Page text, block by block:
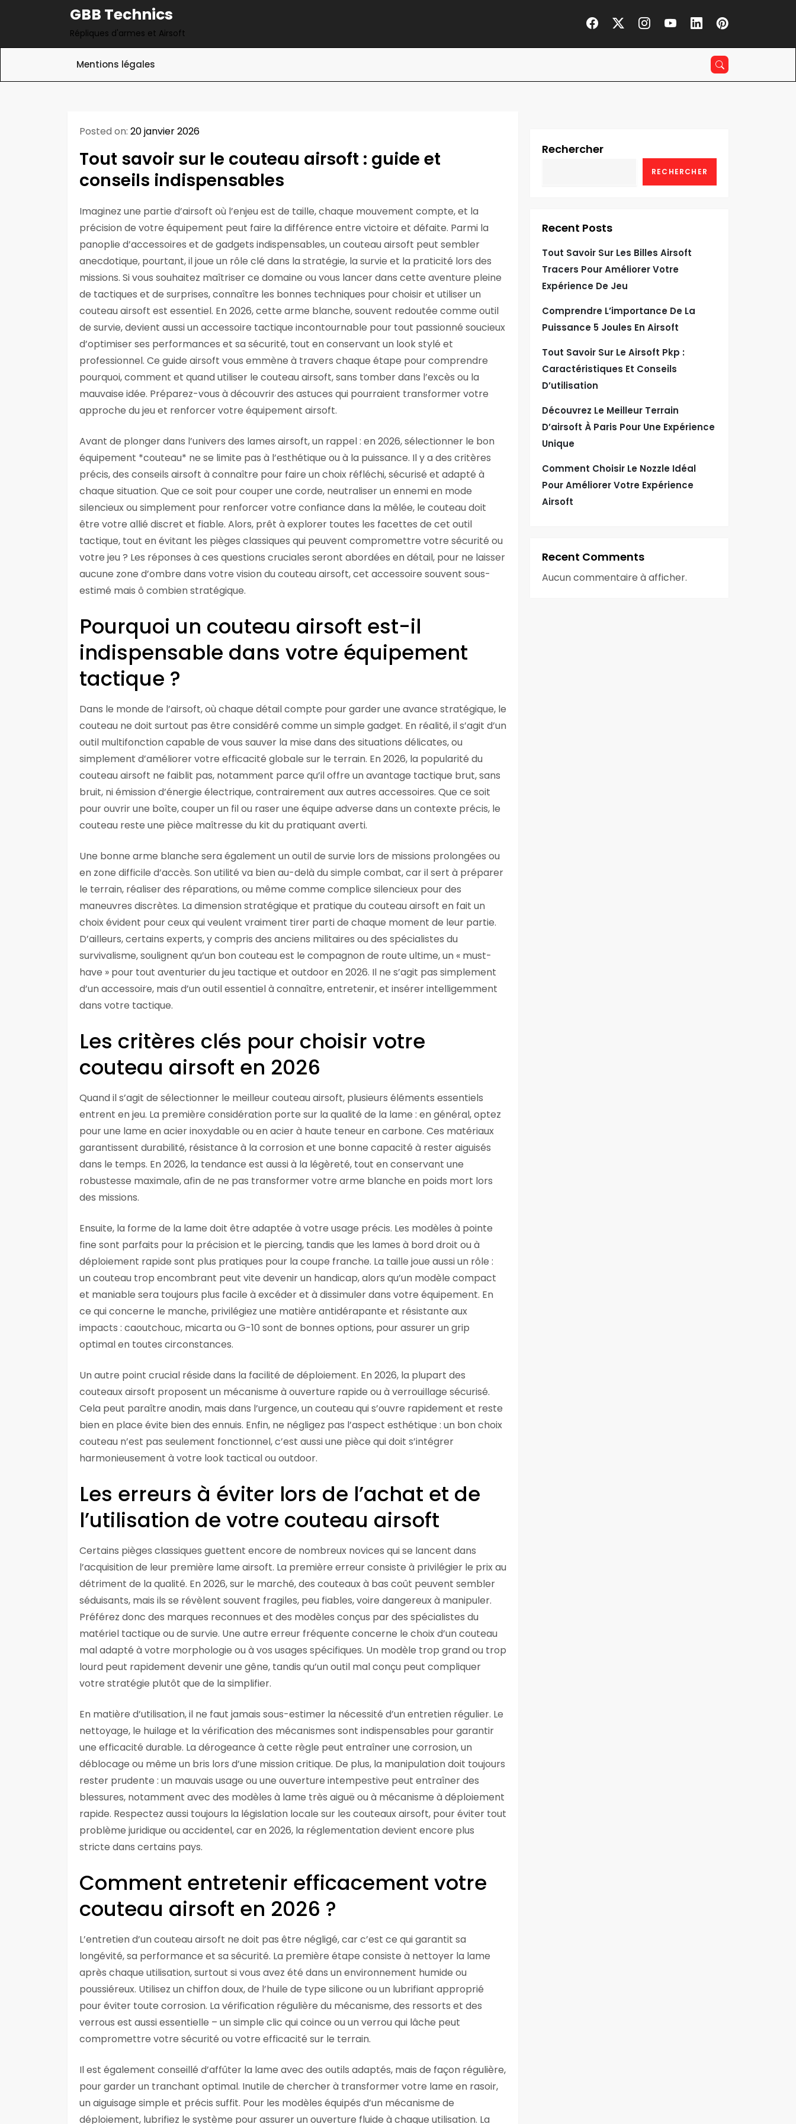
GBB Technics
Répliques d'armes et Airsoft
Mentions légales
Posted on: 20 janvier 2026
Tout savoir sur le couteau airsoft : guide et
conseils indispensables
Imaginez une partie d’airsoft où l’enjeu est de taille, chaque mouvement compte, et la
précision de votre équipement peut faire la différence entre victoire et défaite. Parmi la
panoplie d’accessoires et de gadgets indispensables, un couteau airsoft peut sembler
anecdotique, pourtant, il joue un rôle clé dans la stratégie, la survie et la praticité lors des
missions. Si vous souhaitez maîtriser ce domaine ou vous lancer dans cette aventure pleine
de tactiques et de surprises, connaître les bonnes techniques pour choisir et utiliser un
couteau airsoft est essentiel. En 2026, cette arme blanche, souvent redoutée comme outil
de survie, devient aussi un accessoire tactique incontournable pour tout passionné soucieux
d’optimiser ses performances et sa sécurité, tout en conservant un look stylé et
professionnel. Ce guide airsoft vous emmène à travers chaque étape pour comprendre
pourquoi, comment et quand utiliser le couteau airsoft, sans tomber dans l’excès ou la
mauvaise idée. Préparez-vous à découvrir des astuces qui pourraient transformer votre
approche du jeu et renforcer votre équipement airsoft.
Avant de plonger dans l’univers des lames airsoft, un rappel : en 2026, sélectionner le bon
équipement *couteau* ne se limite pas à l’esthétique ou à la puissance. Il y a des critères
précis, des conseils airsoft à connaître pour faire un choix réfléchi, sécurisé et adapté à
chaque situation. Que ce soit pour couper une corde, neutraliser un ennemi en mode
silencieux ou simplement pour renforcer votre confiance dans la mêlée, le couteau doit
être votre allié discret et fiable. Alors, prêt à explorer toutes les facettes de cet outil
tactique, tout en évitant les pièges classiques qui peuvent compromettre votre sécurité ou
votre jeu ? Les réponses à ces questions cruciales seront abordées en détail, pour ne laisser
aucune zone d’ombre dans votre vision du couteau airsoft, cet accessoire souvent sous-
estimé mais ô combien stratégique.
Pourquoi un couteau airsoft est-il
indispensable dans votre équipement
tactique ?
Dans le monde de l’airsoft, où chaque détail compte pour garder une avance stratégique, le
couteau ne doit surtout pas être considéré comme un simple gadget. En réalité, il s’agit d’un
outil multifonction capable de vous sauver la mise dans des situations délicates, ou
simplement d’améliorer votre efficacité globale sur le terrain. En 2026, la popularité du
couteau airsoft ne faiblit pas, notamment parce qu’il offre un avantage tactique brut, sans
bruit, ni émission d’énergie électrique, contrairement aux autres accessoires. Que ce soit
pour ouvrir une boîte, couper un fil ou raser une équipe adverse dans un contexte précis, le
couteau reste une pièce maîtresse du kit du pratiquant averti.
Une bonne arme blanche sera également un outil de survie lors de missions prolongées ou
en zone difficile d’accès. Son utilité va bien au-delà du simple combat, car il sert à préparer
le terrain, réaliser des réparations, ou même comme complice silencieux pour des
maneuvres discrètes. La dimension stratégique et pratique du couteau airsoft en fait un
choix évident pour ceux qui veulent vraiment tirer parti de chaque moment de leur partie.
D’ailleurs, certains experts, y compris des anciens militaires ou des spécialistes du
survivalisme, soulignent qu’un bon couteau est le compagnon de route ultime, un « must-
have » pour tout aventurier du jeu tactique et outdoor en 2026. Il ne s’agit pas simplement
d’un accessoire, mais d’un outil essentiel à connaître, entretenir, et insérer intelligemment
dans votre tactique.
Les critères clés pour choisir votre
couteau airsoft en 2026
Quand il s’agit de sélectionner le meilleur couteau airsoft, plusieurs éléments essentiels
entrent en jeu. La première considération porte sur la qualité de la lame : en général, optez
pour une lame en acier inoxydable ou en acier à haute teneur en carbone. Ces matériaux
garantissent durabilité, résistance à la corrosion et une bonne capacité à rester aiguisés
dans le temps. En 2026, la tendance est aussi à la légèreté, tout en conservant une
robustesse maximale, afin de ne pas transformer votre arme blanche en poids mort lors
des missions.
Ensuite, la forme de la lame doit être adaptée à votre usage précis. Les modèles à pointe
fine sont parfaits pour la précision et le piercing, tandis que les lames à bord droit ou à
déploiement rapide sont plus pratiques pour la coupe franche. La taille joue aussi un rôle :
un couteau trop encombrant peut vite devenir un handicap, alors qu’un modèle compact
et maniable sera toujours plus facile à excéder et à dissimuler dans votre équipement. En
ce qui concerne le manche, privilégiez une matière antidérapante et résistante aux
impacts : caoutchouc, micarta ou G-10 sont de bonnes options, pour assurer un grip
optimal en toutes circonstances.
Un autre point crucial réside dans la facilité de déploiement. En 2026, la plupart des
couteaux airsoft proposent un mécanisme à ouverture rapide ou à verrouillage sécurisé.
Cela peut paraître anodin, mais dans l’urgence, un couteau qui s’ouvre rapidement et reste
bien en place évite bien des ennuis. Enfin, ne négligez pas l’aspect esthétique : un bon choix
couteau n’est pas seulement fonctionnel, c’est aussi une pièce qui doit s’intégrer
harmonieusement à votre look tactical ou outdoor.
Les erreurs à éviter lors de l’achat et de
l’utilisation de votre couteau airsoft
Certains pièges classiques guettent encore de nombreux novices qui se lancent dans
l’acquisition de leur première lame airsoft. La première erreur consiste à privilégier le prix au
détriment de la qualité. En 2026, sur le marché, des couteaux à bas coût peuvent sembler
séduisants, mais ils se révèlent souvent fragiles, peu fiables, voire dangereux à manipuler.
Préférez donc des marques reconnues et des modèles conçus par des spécialistes du
matériel tactique ou de survie. Une autre erreur fréquente concerne le choix d’un couteau
mal adapté à votre morphologie ou à vos usages spécifiques. Un modèle trop grand ou trop
lourd peut rapidement devenir une gêne, tandis qu’un outil mal conçu peut compliquer
votre stratégie plutôt que de la simplifier.
En matière d’utilisation, il ne faut jamais sous-estimer la nécessité d’un entretien régulier. Le
nettoyage, le huilage et la vérification des mécanismes sont indispensables pour garantir
une efficacité durable. La dérogeance à cette règle peut entraîner une corrosion, un
déblocage ou même un bris lors d’une mission critique. De plus, la manipulation doit toujours
rester prudente : un mauvais usage ou une ouverture intempestive peut entraîner des
blessures, notamment avec des modèles à lame très aiguë ou à mécanisme à déploiement
rapide. Respectez aussi toujours la législation locale sur les couteaux airsoft, pour éviter tout
problème juridique ou accidentel, car en 2026, la réglementation devient encore plus
stricte dans certains pays.
Comment entretenir efficacement votre
couteau airsoft en 2026 ?
L’entretien d’un couteau airsoft ne doit pas être négligé, car c’est ce qui garantit sa
longévité, sa performance et sa sécurité. La première étape consiste à nettoyer la lame
après chaque utilisation, surtout si vous avez été dans un environnement humide ou
poussiéreux. Utilisez un chiffon doux, de l’huile de type silicone ou un lubrifiant approprié
pour éviter toute corrosion. La vérification régulière du mécanisme, des ressorts et des
verrous est aussi essentielle – un simple clic qui coince ou un verrou qui lâche peut
compromettre votre sécurité ou votre efficacité sur le terrain.
Il est également conseillé d’affûter la lame avec des outils adaptés, mais de façon régulière,
pour garder un tranchant optimal. Inutile de chercher à transformer votre lame en rasoir,
un aiguisage simple et précis suffit. Pour les modèles équipés d’un mécanisme de
déploiement, lubrifiez le système pour assurer un ouverture fluide à chaque utilisation. La
Rechercher
RECHERCHER
Recent Posts
Tout Savoir Sur Les Billes Airsoft
Tracers Pour Améliorer Votre
Expérience De Jeu
Comprendre L’importance De La
Puissance 5 Joules En Airsoft
Tout Savoir Sur Le Airsoft Pkp :
Caractéristiques Et Conseils
D’utilisation
Découvrez Le Meilleur Terrain
D’airsoft À Paris Pour Une Expérience
Unique
Comment Choisir Le Nozzle Idéal
Pour Améliorer Votre Expérience
Airsoft
Recent Comments
Aucun commentaire à afficher.